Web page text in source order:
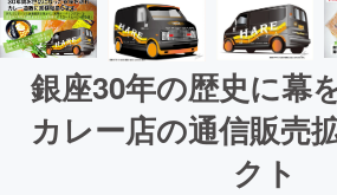
銀座30年の歴史に幕
カレー店の通信販売
クト